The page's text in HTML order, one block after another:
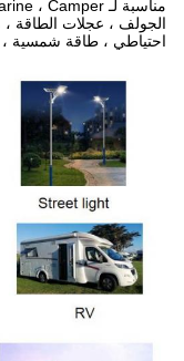
احتياطي ، طاقة شمسية ،